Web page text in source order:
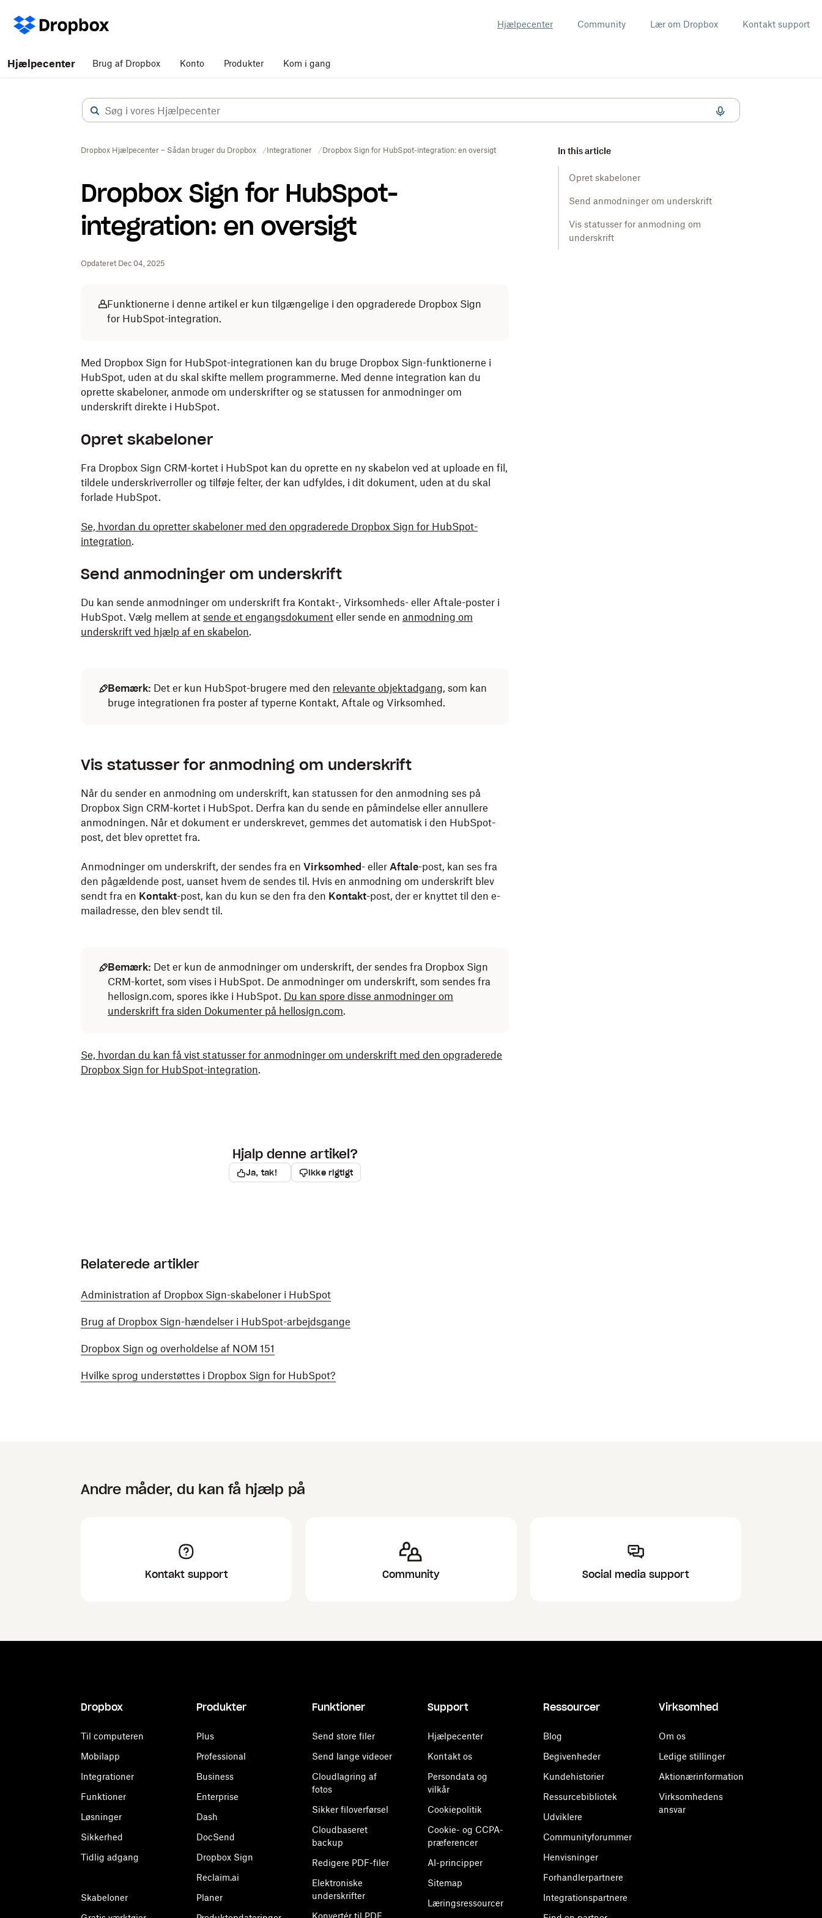
Hjælpecenter Community Lær om Dropbox Kontakt support
Hjælpecenter Brug af Dropbox Konto Produkter Kom i gang
Dropbox Hjælpecenter – Sådan bruger du Dropbox Integrationer Dropbox Sign for HubSpot-integration: en oversigt
Dropbox Sign for HubSpot-
integration: en oversigt
Opdateret Dec 04, 2025
In this article
Opret skabeloner
Send anmodninger om underskrift
Vis statusser for anmodning om
underskrift
Funktionerne i denne artikel er kun tilgængelige i den opgraderede Dropbox Sign
for HubSpot-integration.
Med Dropbox Sign for HubSpot-integrationen kan du bruge Dropbox Sign-funktionerne i
HubSpot, uden at du skal skifte mellem programmerne. Med denne integration kan du
oprette skabeloner, anmode om underskrifter og se statussen for anmodninger om
underskrift direkte i HubSpot.
Opret skabeloner
Fra Dropbox Sign CRM-kortet i HubSpot kan du oprette en ny skabelon ved at uploade en fil,
tildele underskriverroller og tilføje felter, der kan udfyldes, i dit dokument, uden at du skal
forlade HubSpot.
Se, hvordan du opretter skabeloner med den opgraderede Dropbox Sign for HubSpot-
integration.
Send anmodninger om underskrift
Du kan sende anmodninger om underskrift fra Kontakt-, Virksomheds- eller Aftale-poster i
HubSpot. Vælg mellem at sende et engangsdokument eller sende en anmodning om
underskrift ved hjælp af en skabelon.
Bemærk: Det er kun HubSpot-brugere med den relevante objektadgang, som kan
bruge integrationen fra poster af typerne Kontakt, Aftale og Virksomhed.
Vis statusser for anmodning om underskrift
Når du sender en anmodning om underskrift, kan statussen for den anmodning ses på
Dropbox Sign CRM-kortet i HubSpot. Derfra kan du sende en påmindelse eller annullere
anmodningen. Når et dokument er underskrevet, gemmes det automatisk i den HubSpot-
post, det blev oprettet fra.
Anmodninger om underskrift, der sendes fra en Virksomhed - eller Aftale-post, kan ses fra
den pågældende post, uanset hvem de sendes til. Hvis en anmodning om underskrift blev
sendt fra en Kontakt-post, kan du kun se den fra den Kontakt-post, der er knyttet til den e-
mailadresse, den blev sendt til.
Bemærk: Det er kun de anmodninger om underskrift, der sendes fra Dropbox Sign
CRM-kortet, som vises i HubSpot. De anmodninger om underskrift, som sendes fra
hellosign.com, spores ikke i HubSpot. Du kan spore disse anmodninger om
underskrift fra siden Dokumenter på hellosign.com.
Se, hvordan du kan få vist statusser for anmodninger om underskrift med den opgraderede
Dropbox Sign for HubSpot-integration.
Hjalp denne artikel?
Ja, tak! Ikke rigtigt
Relaterede artikler
Administration af Dropbox Sign-skabeloner i HubSpot
Brug af Dropbox Sign-hændelser i HubSpot-arbejdsgange
Dropbox Sign og overholdelse af NOM 151
Hvilke sprog understøttes i Dropbox Sign for HubSpot?
Andre måder, du kan få hjælp på
Kontakt support Community Social media support
Dropbox
Til computeren
Mobilapp
Integrationer
Funktioner
Løsninger
Sikkerhed
Tidlig adgang
Skabeloner
Produkter
Plus
Professional
Business
Enterprise
Dash
DocSend
Dropbox Sign
Reclaim.ai
Planer
Funktioner
Send store filer
Send lange videoer
Cloudlagring af
fotos
Sikker filoverførsel
Cloudbaseret
backup
Redigere PDF-filer
Elektroniske
underskrifter
Konvertér til PDF
Support
Hjælpecenter
Kontakt os
Persondata og
vilkår
Cookiepolitik
Cookie- og CCPA-
præferencer
AI-principper
Sitemap
Læringsressourcer
Ressourcer
Blog
Begivenheder
Kundehistorier
Ressurcebibliotek
Udviklere
Communityforummer
Henvisninger
Forhandlerpartnere
Integrationspartnere
Virksomhed
Om os
Ledige stillinger
Aktionærinformation
Virksomhedens
ansvar